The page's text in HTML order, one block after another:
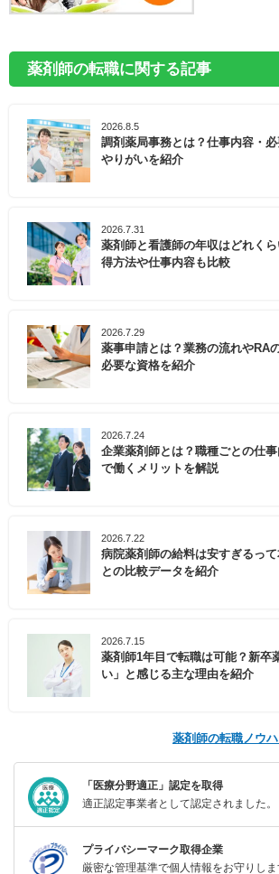
薬剤師の転職に関する記事
2026.8.5
調剤薬局事務とは？仕事内容・必
やりがいを紹介
2026.7.31
薬剤師と看護師の年収はどれく
得方法や仕事内容も比較
2026.7.29
薬事申請とは？業務の流れやRA
必要な資格を紹介
2026.7.24
企業薬剤師とは？職種ごとの仕
で働くメリットを解説
2026.7.22
病院薬剤師の給料は安すぎるっ
との比較データを紹介
2026.7.15
薬剤師1年目で転職は可能？新卒
い」と感じる主な理由を紹介
薬剤師の転職ノウ
「医療分野適正」認定を取得
適正認定事業者として認定されました。
プライバシーマーク取得企業
厳密な管理基準で個人情報をお守りしま